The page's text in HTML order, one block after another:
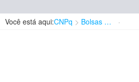
Você está aqui:CNPq Bolsas e Auxílios Vigentes